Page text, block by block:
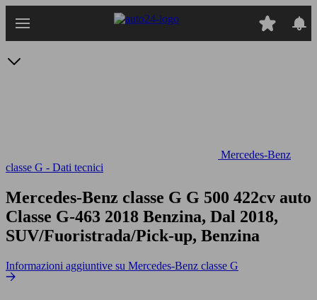
Mercedes-Benz
classe G - Dati tecnici
Mercedes-Benz classe G G 500 422cv auto
Classe G-463 2018 Benzina, Dal 2018,
SUV/Fuoristrada/Pick-up, Benzina
Informazioni aggiuntive su Mercedes-Benz classe G